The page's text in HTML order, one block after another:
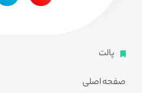
پالت
صفحه اصلی